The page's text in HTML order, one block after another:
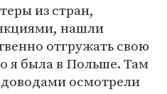
из стран,
нашли
отгружать свою
я была в Польше. Там
осмотрели